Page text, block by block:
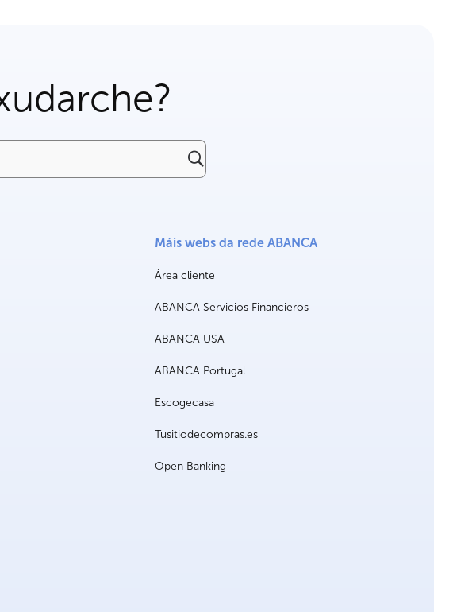
Máis webs da rede ABANCA
Área cliente
ABANCA Servicios Financieros
ABANCA USA
ABANCA Portugal
Escogecasa
Tusitiodecompras.es
Open Banking